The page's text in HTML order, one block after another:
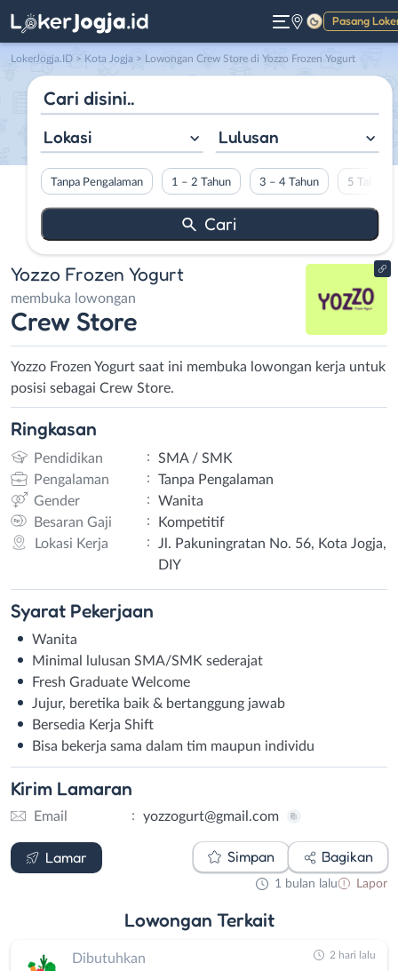
Pasang
Gelap
LokerJogja.ID > Kota Jogja > Lowongan Crew Store di Yozzo Frozen Yogurt
Lokasi Lulusan
Tanpa Pengalaman 1 – 2 Tahun 3 – 4 Tahun 5 Tahun
Yozzo Frozen Yogurt
membuka lowongan
Crew Store
Yozzo Frozen Yogurt saat ini membuka lowongan kerja untuk
posisi sebagai Crew Store.
Ringkasan
Pendidikan :
SMA / SMK
Pengalaman
:
Tanpa Pengalaman
Gender
:
Wanita
Besaran Gaji
:
Kompetitif
Lokasi Kerja
:
Jl. Pakuningratan No. 56, Kota Jogja,
DIY
Syarat Pekerjaan
Wanita
Minimal lulusan SMA/SMK sederajat
Fresh Graduate Welcome
Jujur, beretika baik & bertanggung jawab
Bersedia Kerja Shift
Bisa bekerja sama dalam tim maupun individu
Kirim Lamaran
Email : yozzogurt@gmail.com
Lamar
Email
Simpan Bagikan
1 bulan lalu Lapor
Lowongan Terkait
Dibutuhkan 2 hari lalu